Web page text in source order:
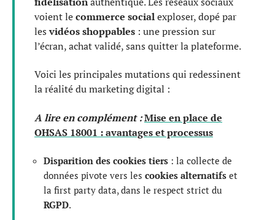
voient lecommerce socialexploser, dopé par
lesvidéos shoppables : une pression sur
l’écran, achat validé, sans quitter la plateforme.
Voici les principales mutations qui redessinent
la réalité du marketing digital :
A lire en complément :Mise en place de
OHSAS 18001 : avantages et processus
Disparition des cookies tiers : la collecte de
données pivote vers les cookies alternatifs et
la first party data, dans le respect strict du
RGPD.